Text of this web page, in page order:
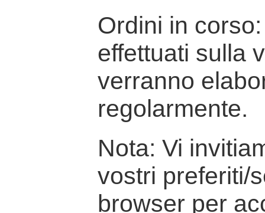
Ordini in
effettuati sulla
verranno
regolarmente.
Nota: Vi
vostri preferiti/
browser per